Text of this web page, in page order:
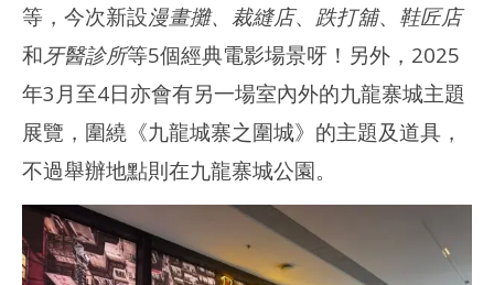
等，今次新設漫畫攤、裁縫店、 跌打舖、 鞋匠店
和牙醫診所等5個經典電影場景呀！另外，2025
年3月至4日亦會有另一場室內外的九龍寨城主題
展覽，圍繞《九龍城寨之圍城》的主題及道具，
不過舉辦地點則在九龍寨城公園。